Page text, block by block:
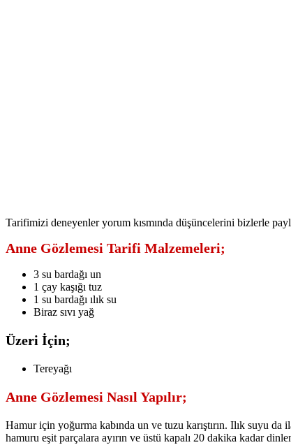
Tarifimizi deneyenler yorum kısmında düşüncelerini bizlerle
Anne Gözlemesi Tarifi Malzemeleri;
3 su bardağı un
1 çay kaşığı tuz
1 su bardağı ılık su
Biraz sıvı yağ
Üzeri İçin;
Tereyağı
Anne Gözlemesi Nasıl Yapılır;
Hamur için yoğurma kabında un ve tuzu karıştırın. Ilık suyu
hamuru eşit parçalara ayırın ve üstü kapalı 20 dakika kadar